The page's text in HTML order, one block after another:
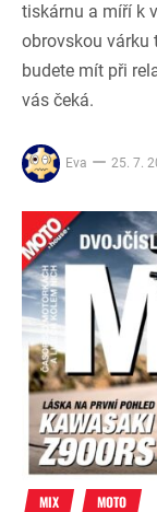
tiskárnu a míří k
obrovskou várku
budete mít při
vás čeká.
Eva 25. 7.
MIX MOTO